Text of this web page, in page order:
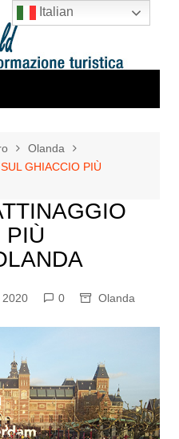
Olanda
GHIACCIO PIÙ
PIÙ
2020 0 Olanda
Italian